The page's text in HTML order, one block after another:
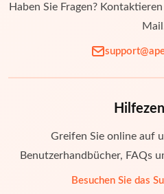
Haben Sie Fragen?
Greifen Sie online auf
Benutzerhandbücher, FAQs
Besuchen Sie das